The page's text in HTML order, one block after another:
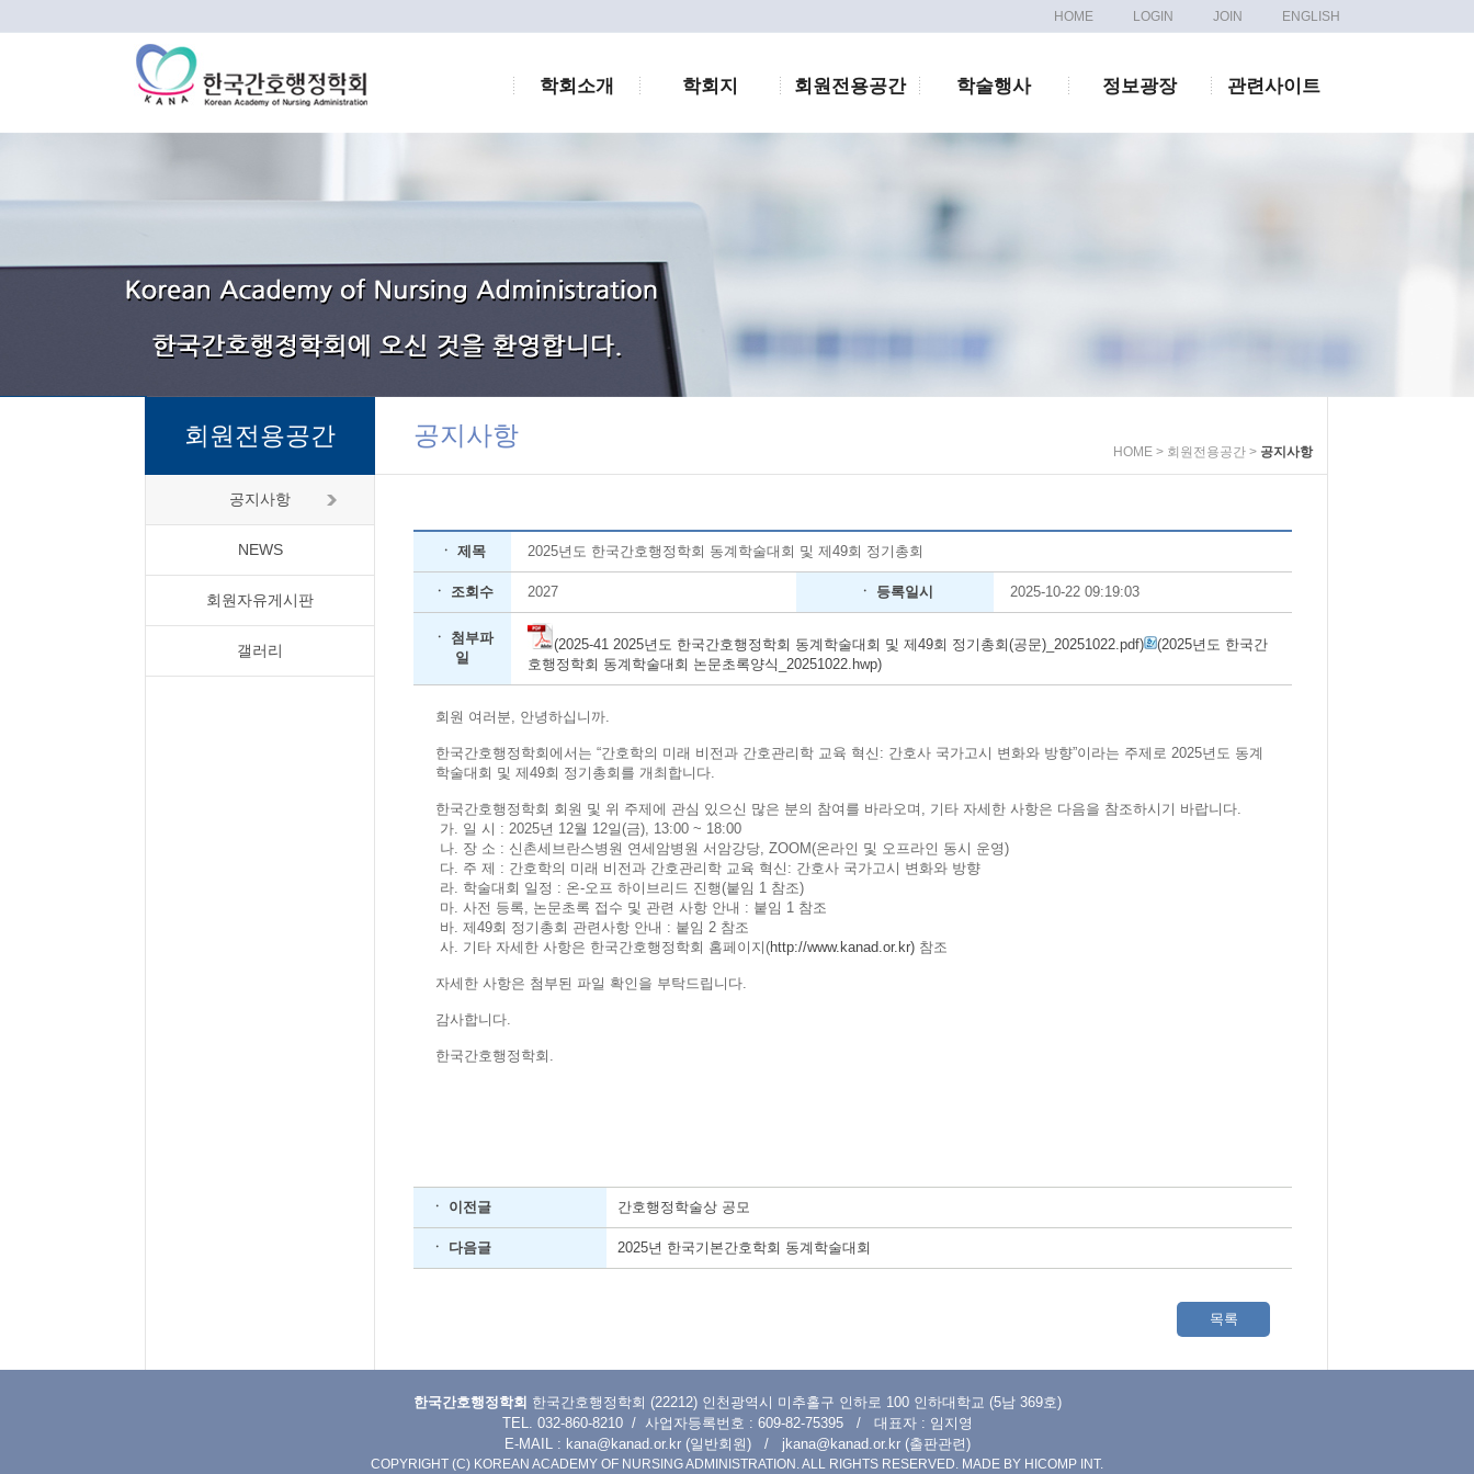
HOME LOGIN JOIN ENGLISH
학회소개 학회지 회원전용공간 학술행사 정보광장 관련사이트
회원전용공간
공지사항
NEWS
회원자유게시판
갤러리
공지사항
HOME > 회원전용공간 > 공지사항
ㆍ 제목 2025년도 한국간호행정학회 동계학술대회 및 제49회 정기총회
ㆍ 조회수 2027 ㆍ 등록일시 2025-10-22 09:19:03
ㆍ 첨부파
일
(2025-41 2025년도 한국간호행정학회 동계학술대회 및 제49회 정기총회(공문)_20251022.pdf)
(2025년도 한국간
호행정학회 동계학술대회 논문초록양식_20251022.hwp)
회원 여러분, 안녕하십니까.
한국간호행정학회에서는 “간호학의 미래 비전과 간호관리학 교육 혁신: 간호사 국가고시 변화와 방향”이라는 주제로 2025년도 동계
학술대회 및 제49회 정기총회를 개최합니다.
한국간호행정학회 회원 및 위 주제에 관심 있으신 많은 분의 참여를 바라오며, 기타 자세한 사항은 다음을 참조하시기 바랍니다.
가. 일 시 : 2025년 12월 12일(금), 13:00 ~ 18:00
나. 장 소 : 신촌세브란스병원 연세암병원 서암강당, ZOOM(온라인 및 오프라인 동시 운영)
다. 주 제 : 간호학의 미래 비전과 간호관리학 교육 혁신: 간호사 국가고시 변화와 방향
라. 학술대회 일정 : 온-오프 하이브리드 진행(붙임 1 참조)
마. 사전 등록, 논문초록 접수 및 관련 사항 안내 : 붙임 1 참조
바. 제49회 정기총회 관련사항 안내 : 붙임 2 참조
사. 기타 자세한 사항은 한국간호행정학회 홈페이지(http://www.kanad.or.kr) 참조
자세한 사항은 첨부된 파일 확인을 부탁드립니다.
감사합니다.
한국간호행정학회.
ㆍ 이전글 간호행정학술상 공모
ㆍ 다음글 2025년 한국기본간호학회 동계학술대회
목록
한국간호행정학회 한국간호행정학회 (22212) 인천광역시 미추홀구 인하로 100 인하대학교 (5남 369호)
TEL. 032-860-8210 / 사업자등록번호 : 609-82-75395 / 대표자 : 임지영
E-MAIL : kana@kanad.or.kr(일반회원) / jkana@kanad.or.kr(출판관련)
COPYRIGHT (C) KOREAN ACADEMY OF NURSING ADMINISTRATION. ALL RIGHTS RESERVED. MADE BY HICOMP INT.